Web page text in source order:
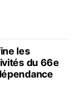
les
du 66e